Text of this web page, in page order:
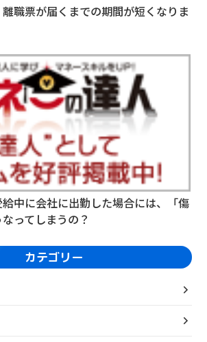
職票が届くまでの期間が短くなりま
給中に会社に出勤した場合には、「傷
ってしまうの？
カテゴリー